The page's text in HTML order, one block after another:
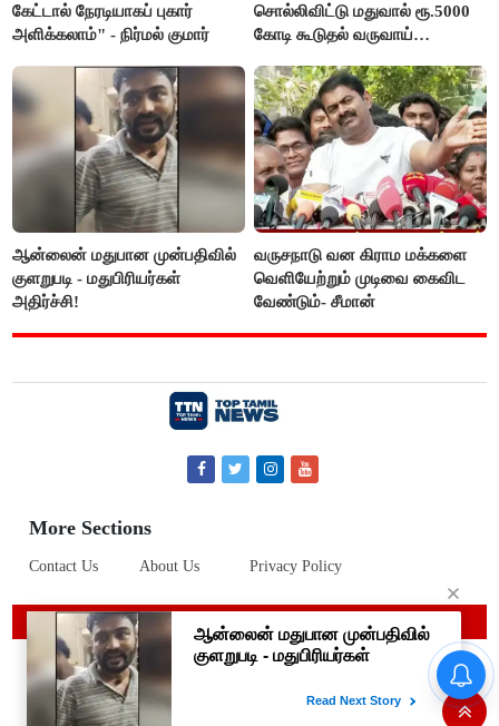
கேட்டால் நேரடியாகப் புகார்
அளிக்கலாம்" - நிர்மல் குமார்
சொல்லிவிட்டு மதுவால் ரூ.5000
கோடி கூடுதல் வருவாய்
மார்க்கண்டேயன்
ஆன்லைன் மதுபான முன்பதிவில்
குளறுபடி - மதுபிரியர்கள்
அதிர்ச்சி!
வருசநாடு வன கிராம மக்களை
வெளியேற்றும் முடிவை கைவிட
வேண்டும்- சீமான்
More Sections
Contact Us About Us Privacy Policy
© 2019 Top Tamil News
கண் முன்னே வெட்டப்பட்ட
கதறி அழுத பெண்- வீடியோ